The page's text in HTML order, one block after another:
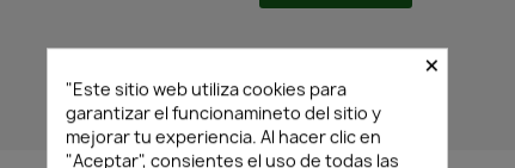
PRODUCTOS RELACIONADOS
×
"Este sitio web utiliza cookies para
garantizar el funcionamineto del sitio y
mejorar tu experiencia. Al hacer clic en
"Aceptar", consientes el uso de todas las